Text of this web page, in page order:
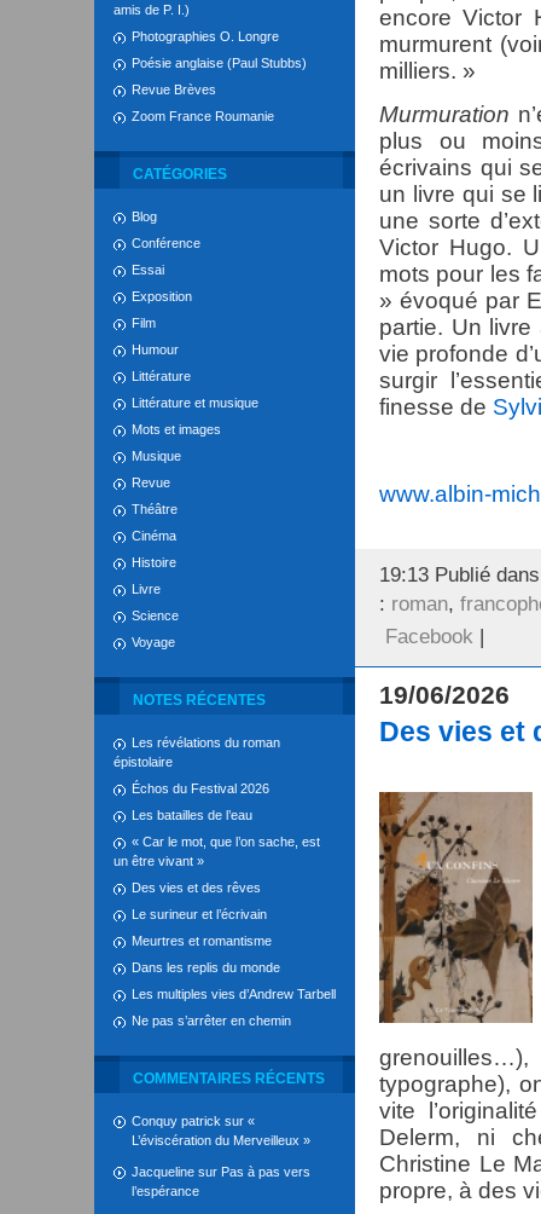
amis de P. I.)
Photographies O. Longre
Poésie anglaise (Paul Stubbs)
Revue Brèves
Zoom France Roumanie
CATÉGORIES
Blog
Conférence
Essai
Exposition
Film
Humour
Littérature
Littérature et musique
Mots et images
Musique
Revue
Théâtre
Cinéma
Histoire
Livre
Science
Voyage
NOTES RÉCENTES
Les révélations du roman
épistolaire
Échos du Festival 2026
Les batailles de l’eau
« Car le mot, que l’on sache, est
un être vivant »
Des vies et des rêves
Le surineur et l’écrivain
Meurtres et romantisme
Dans les replis du monde
Les multiples vies d’Andrew Tarbell
Ne pas s’arrêter en chemin
COMMENTAIRES RÉCENTS
Conquy patrick sur «
L’éviscération du Merveilleux »
Jacqueline sur Pas à pas vers
l’espérance
encore Victor
murmurent
milliers. »
Murmuration
plus ou
écrivains qui
un livre qui se
une sorte
Victor Hugo.
mots pour les
» évoqué par
partie. Un livre
vie profonde
surgir
finesse de
www.albin-
19:13 Publié
: roman,
Facebook |
19/06/2026
Des vies et
typographe),
vite
Delerm, ni
Christine Le
propre, à des